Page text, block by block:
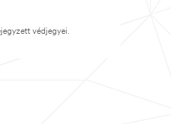
védjegyei.